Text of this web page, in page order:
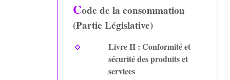
Code de la consommation
(Partie Législative)
Livre II : Conformité et
sécurité des produits et
services